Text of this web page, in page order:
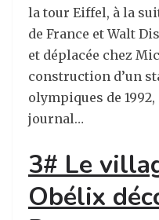
la tour Eiffel, à la
de France et Walt
et déplacée chez
construction d’un
olympiques de
journal…
3# Le
Obélix